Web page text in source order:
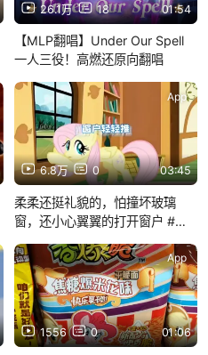
26.1万 18 01:54
【MLP翻唱】Under Our Spell
一人三役！高燃还原向翻唱
6.8万 0 03:45
App
柔柔还挺礼貌的，怕撞坏玻璃
窗，还小心翼翼的打开窗户 #小
1556 0 01:06
App